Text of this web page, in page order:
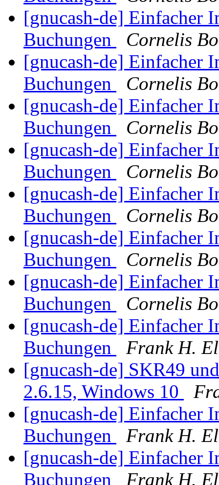
[gnucash-de] Einfacher
Buchungen
Cornelis
[gnucash-de] Einfacher
Buchungen
Cornelis
[gnucash-de] Einfacher
Buchungen
Cornelis
[gnucash-de] Einfacher
Buchungen
Cornelis
[gnucash-de] Einfacher
Buchungen
Cornelis
[gnucash-de] Einfacher
Buchungen
Cornelis
[gnucash-de] Einfacher
Buchungen
Cornelis
[gnucash-de] Einfacher
Buchungen
Frank H.
[gnucash-de] SKR49
2.6.15, Windows 10
[gnucash-de] Einfacher
Buchungen
Frank H.
[gnucash-de] Einfacher
Buchungen
Frank H.